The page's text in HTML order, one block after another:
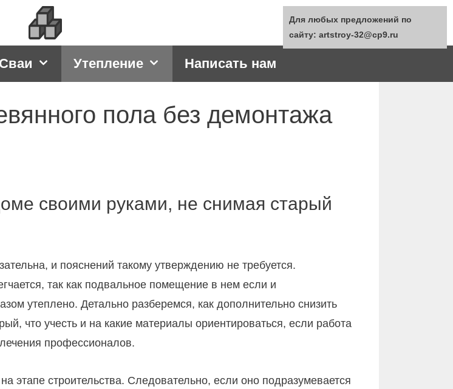
Сваи Утепление Написать нам
пола без демонтажа
своими руками, не снимая старый
и пояснений такому утверждению не требуется.
так как подвальное помещение в нем если и
утеплено. Детально разберемся, как дополнительно снизить
что учесть и на какие материалы ориентироваться, если работа
профессионалов.
этапе строительства. Следовательно, если оно подразумевается
Для любых предложений по
сайту: artstroy-32@cp9.ru